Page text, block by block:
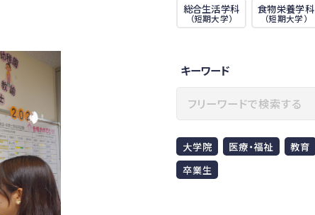
総合生活学科
（短期大学）
食物栄養学科
（短期大学）
キーワード
大学院 医療・福祉 教育
卒業生